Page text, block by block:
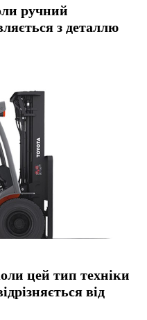
ручний
з деталлю
цей тип техніки
від